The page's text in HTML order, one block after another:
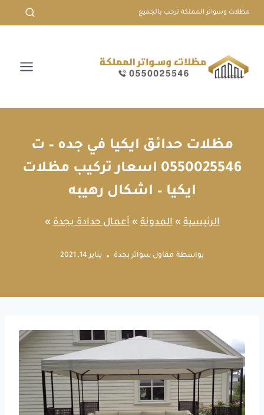
التجاوز
إلى
مظلات وسواتر المملكة ترحب بالجميع
مظلات حدائق ايكيا في جده – ت
0550025546 اسعار تركيب مظلات
ايكيا – اشكال رهيبه
الرئيسية»المدونة»أعمال حدادة بجدة»
بواسطة مقاول سواتر بجدة يناير 14, 2021